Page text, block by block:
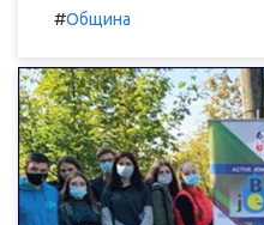
#Община